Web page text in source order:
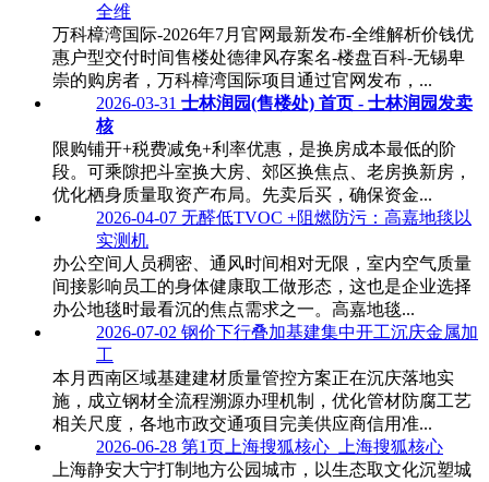
全维
万科樟湾国际-2026年7月官网最新发布-全维解析价钱优
惠户型交付时间售楼处德律风存案名-楼盘百科-无锡卑
崇的购房者，万科樟湾国际项目通过官网发布，...
2026-03-31 士林润园(售楼处) 首页 - 士林润园发卖
核
限购铺开+税费减免+利率优惠，是换房成本最低的阶
段。可乘隙把斗室换大房、郊区换焦点、老房换新房，
优化栖身质量取资产布局。先卖后买，确保资金...
2026-04-07 无醛低TVOC +阻燃防污：高嘉地毯以
实测机
办公空间人员稠密、通风时间相对无限，室内空气质量
间接影响员工的身体健康取工做形态，这也是企业选择
办公地毯时最看沉的焦点需求之一。高嘉地毯...
2026-07-02 钢价下行叠加基建集中开工沉庆金属加
工
本月西南区域基建建材质量管控方案正在沉庆落地实
施，成立钢材全流程溯源办理机制，优化管材防腐工艺
相关尺度，各地市政交通项目完美供应商信用准...
2026-06-28 第1页上海搜狐核心_上海搜狐核心
上海静安大宁打制地方公园城市，以生态取文化沉塑城